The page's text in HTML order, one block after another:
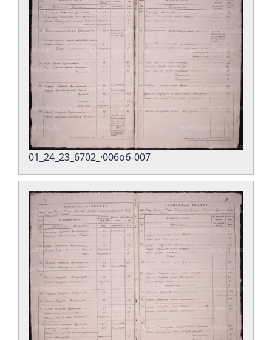
01_24_23_6702_·006об-007